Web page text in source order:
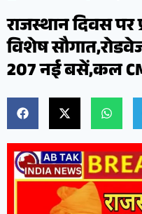
राजस्थान दिवस पर
विशेष
207 नई बसें,कल